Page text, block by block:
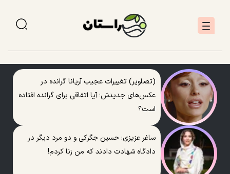
(تصاویر) تغییرات عجیب آریانا گرانده در
عکس‌های جدیدش؛ آیا اتفاقی برای گرانده افتاده
است؟
ساغر عزیزی: حسین جگرکی و دو مرد دیگر در
دادگاه شهادت دادند که من زنا کردم!